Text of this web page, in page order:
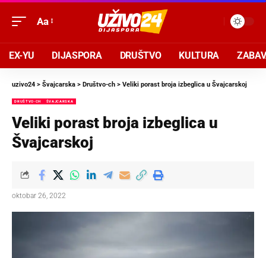
Aa
EX-YU DIJASPORA DRUŠTVO KULTURA
uzivo24 > Švajcarska > Društvo-ch > Veliki porast broja izbeglica u Švajcarskoj
DRUŠTVO-CH ŠVAJCARSKA
Veliki porast broja izbeglica u
Švajcarskoj
oktobar 26, 2022